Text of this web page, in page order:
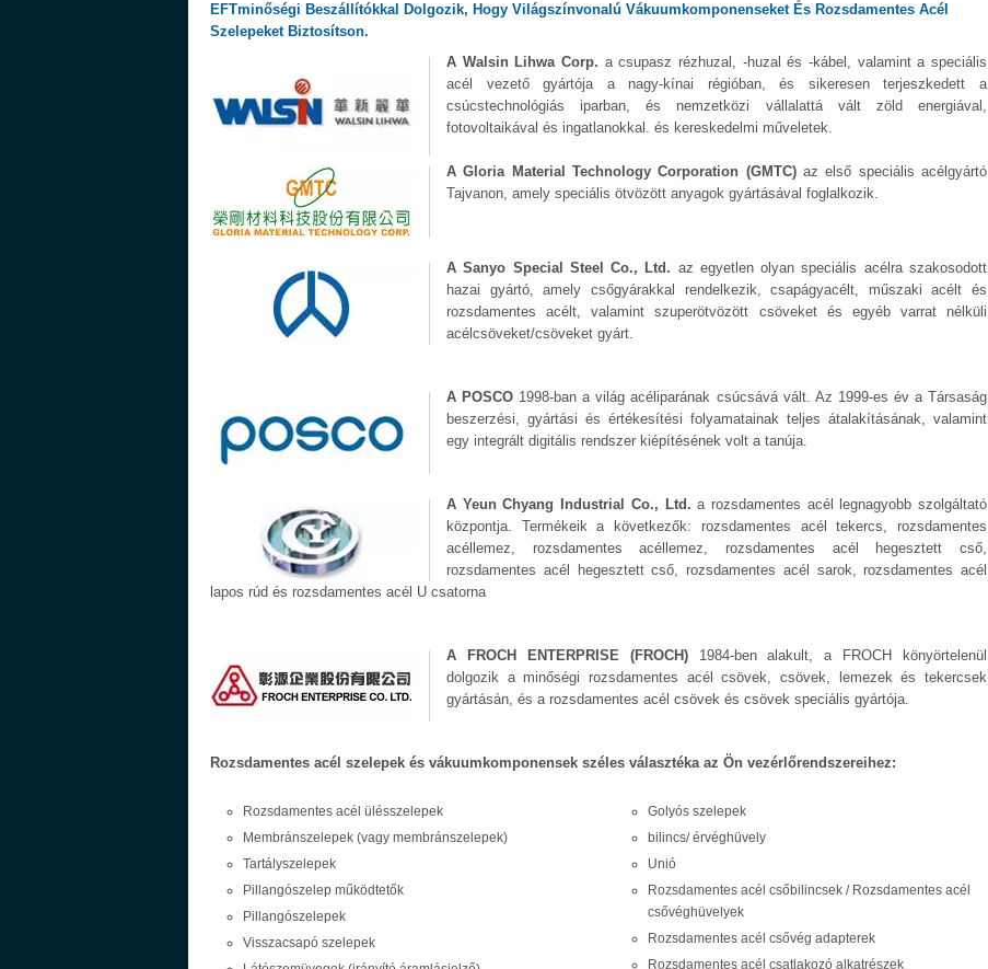
EFTminőségi Beszállítókkal Dolgozik, Hogy Világszínvonalú Vákuumkomponenseket És Rozsdamentes Acél
Szelepeket Biztosítson.
A Walsin Lihwa Corp. a csupasz rézhuzal, -huzal és -kábel, valamint a speciális
acél vezető gyártója a nagy-kínai régióban, és sikeresen terjeszkedett a
csúcstechnológiás iparban, és nemzetközi vállalattá vált zöld energiával,
fotovoltaikával és ingatlanokkal. és kereskedelmi műveletek.
A Gloria Material Technology Corporation (GMTC)az első speciális acélgyártó
Tajvanon, amely speciális ötvözött anyagok gyártásával foglalkozik.
A Sanyo Special Steel Co., Ltd. az egyetlen olyan speciális acélra szakosodott
hazai gyártó, amely csőgyárakkal rendelkezik, csapágyacélt, műszaki acélt és
rozsdamentes acélt, valamint szuperötvözött csöveket és egyéb varrat nélküli
acélcsöveket/csöveket gyárt.
A POSCO 1998-ban a világ acéliparának csúcsává vált. Az 1999-es év a Társaság
beszerzési, gyártási és értékesítési folyamatainak teljes átalakításának, valamint
egy integrált digitális rendszer kiépítésének volt a tanúja.
A Yeun Chyang Industrial Co., Ltd. a rozsdamentes acél legnagyobb szolgáltató
központja. Termékeik a következők: rozsdamentes acél tekercs, rozsdamentes
acéllemez, rozsdamentes acéllemez, rozsdamentes acél hegesztett cső,
rozsdamentes acél hegesztett cső, rozsdamentes acél sarok, rozsdamentes acél
lapos rúd és rozsdamentes acél U csatorna
A FROCH ENTERPRISE (FROCH)1984-ben alakult, a FROCH könyörtelenül
dolgozik a minőségi rozsdamentes acél csövek, csövek, lemezek és tekercsek
gyártásán, és a rozsdamentes acél csövek és csövek speciális gyártója.
Rozsdamentes acél szelepek és vákuumkomponensek széles választéka az Ön vezérlőrendszereihez:
Rozsdamentes acél ülésszelepek
Membránszelepek (vagy membránszelepek)
Tartályszelepek
Pillangószelep működtetők
Pillangószelepek
Visszacsapó szelepek
Golyós szelepek
bilincs/ érvéghüvely
Unió
Rozsdamentes acél csőbilincsek / Rozsdamentes acél
csővéghüvelyek
Rozsdamentes acél csővég adapterek
Rozsdamentes acél csatlakozó alkatrészek